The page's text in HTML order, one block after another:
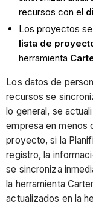
recursos con el
Los proyectos
lista de
herramienta
Los datos de
recursos se
lo general, se
empresa en menos
proyecto, si la
registro, la
se sincroniza
la herramienta
actualizados en la